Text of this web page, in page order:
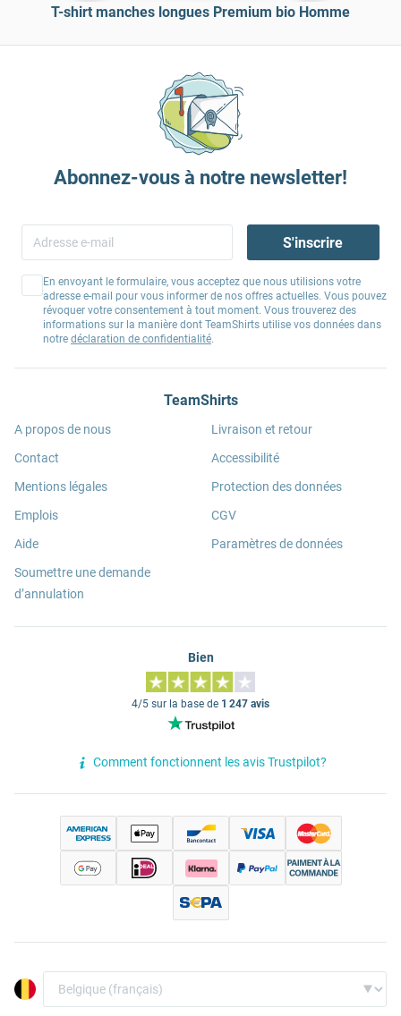
T-shirt manches longues Premium bio Homme
Abonnez-vous à notre newsletter!
S'inscrire
En envoyant le formulaire, vous acceptez que nous utilisions votre
adresse e-mail pour vous informer de nos offres actuelles. Vous pouvez
révoquer votre consentement à tout moment. Vous trouverez des
informations sur la manière dont TeamShirts utilise vos données dans
notre déclaration de confidentialité.
TeamShirts
A propos de nous
Contact
Mentions légales
Emplois
Aide
Soumettre une demande
d’annulation
Livraison et retour
Accessibilité
Protection des données
CGV
Paramètres de données
Bien
4/5 sur la base de 1 247 avis
Comment fonctionnent les avis Trustpilot?